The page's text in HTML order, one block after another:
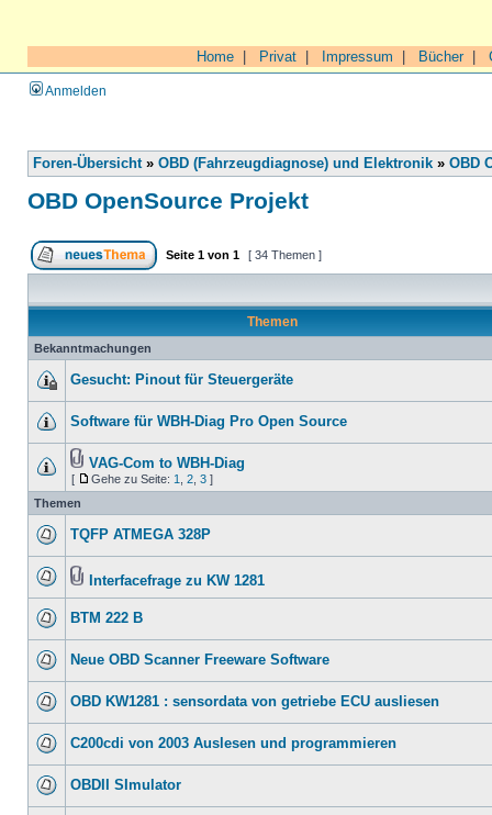
Home Privat Impressum Bücher|
Anmelden
Foren-Übersicht» OBD (Fahrzeugdiagnose) und Elektronik » OBD
OBD OpenSource Projekt
Seite 1 von 1 [ 34 Themen ]
Themen
Bekanntmachungen
Gesucht: Pinout für Steuergeräte
Software für WBH-Diag Pro Open Source
VAG-Com to WBH-Diag
[ Gehe zu Seite: 1 2 3 ]
Themen
TQFP ATMEGA 328P
Interfacefrage zu KW 1281
BTM 222 B
Neue OBD Scanner Freeware Software
OBD KW1281 : sensordata von getriebe ECU ausliesen
C200cdi von 2003 Auslesen und programmieren
OBDII SImulator